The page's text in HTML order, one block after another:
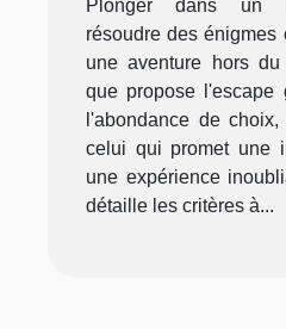
Plonger dans un
résoudre des énigmes
une aventure hors
que propose l'escape
l'abondance de
celui qui promet une
une expérience
détaille les critères à...